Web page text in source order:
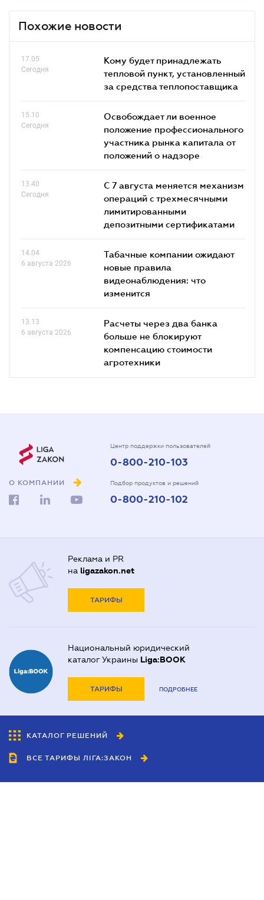
Похожие новости
17.05
Сегодня
Кому будет принадлежать
тепловой пункт, установленный
за средства теплопоставщика
15.10
Сегодня
Освобождает ли военное
положение профессионального
участника рынка капитала от
положений о надзоре
13.40
Сегодня
С 7 августа меняется механизм
операций с трехмесячными
лимитированными
депозитными сертификатами
14.04
6 августа 2026
Табачные компании ожидают
новые правила
видеонаблюдения: что
изменится
13.13
6 августа 2026
Расчеты через два банка
больше не блокируют
компенсацию стоимости
агротехники
О КОМПАНИИ
Центр поддержки пользователей
0-800-210-103
Подбор продуктов и решений
0-800-210-102
Реклама и PR
на ligazakon.net
ТАРИФЫ
Национальный юридический
каталог Украины Liga:BOOK
ТАРИФЫ ПОДРОБНЕЕ
КАТАЛОГ РЕШЕНИЙ
ВСЕ ТАРИФЫ ЛІГА:ЗАКОН